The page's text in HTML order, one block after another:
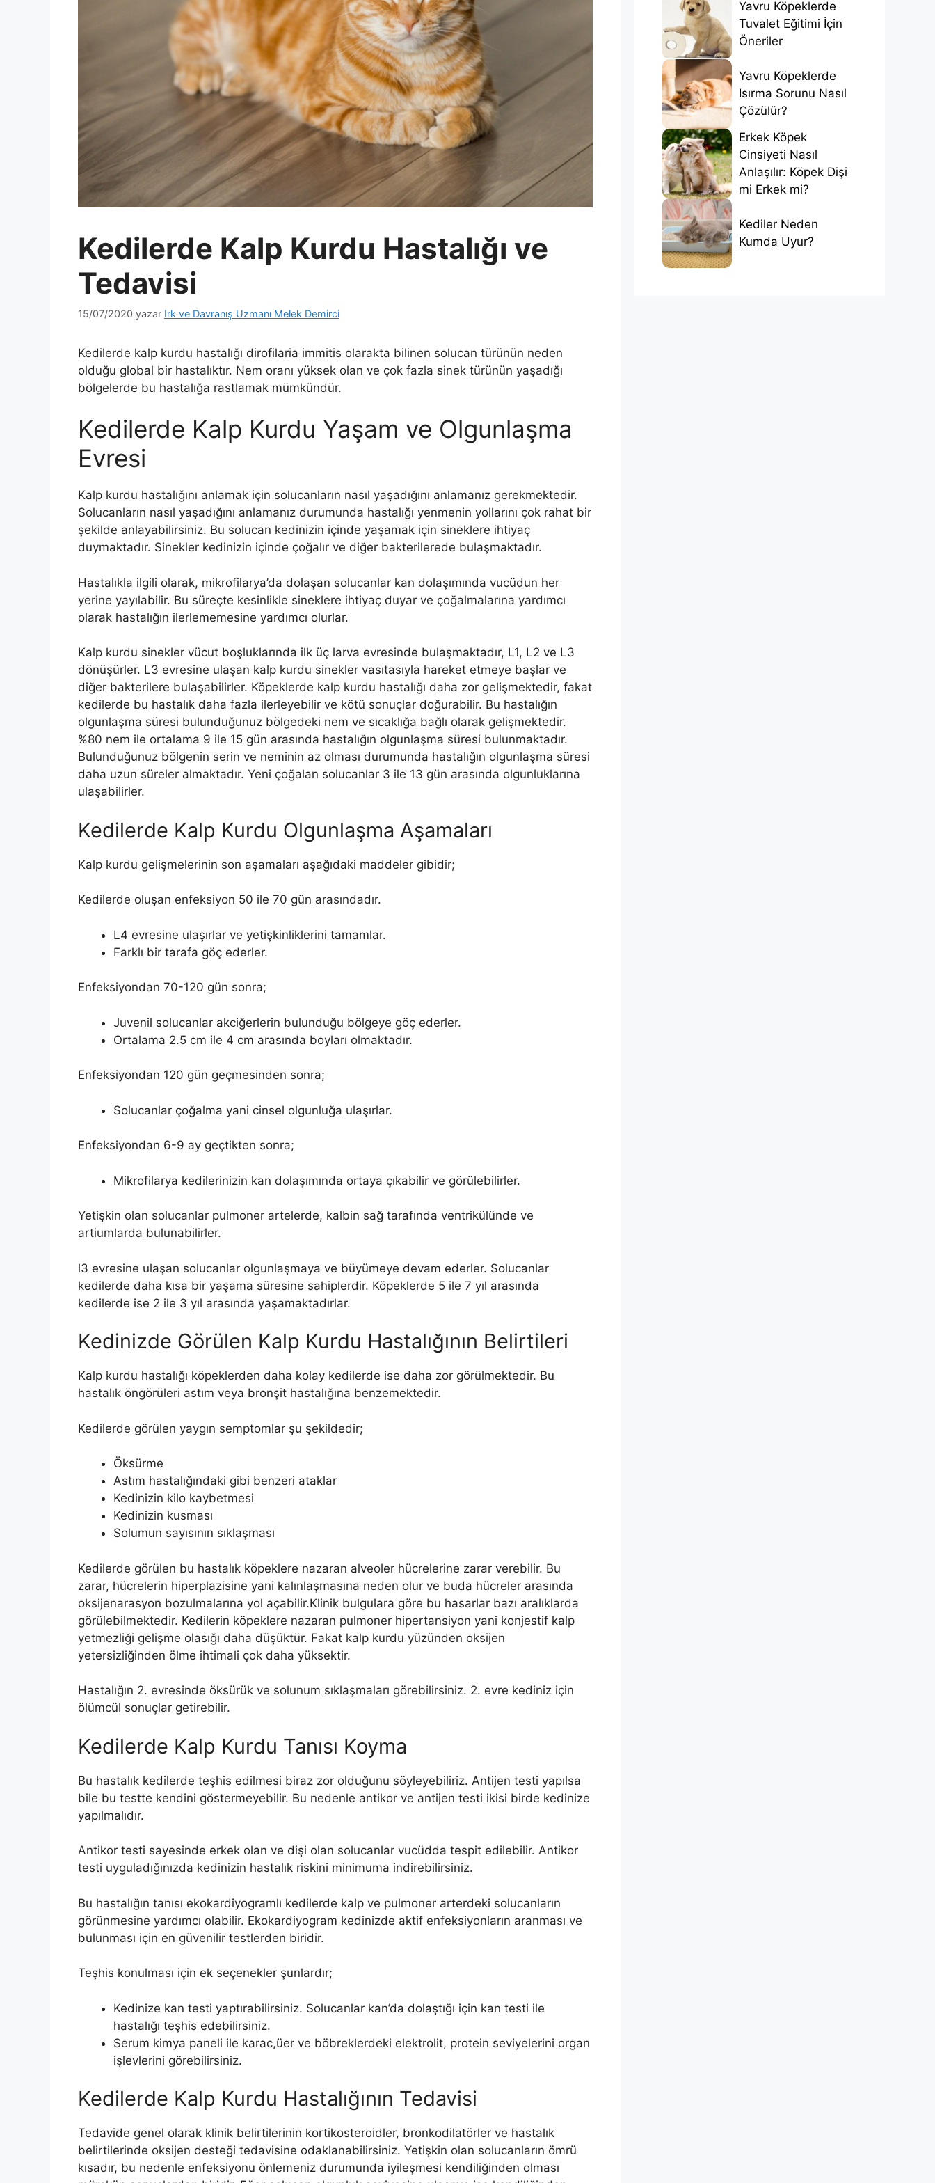
Kedilerde Kalp Kurdu Hastalığı ve
Tedavisi
15/07/2020 yazar Irk ve Davranış Uzmanı Melek Demirci
Kedilerde kalp kurdu hastalığı dirofilaria immitis olarakta bilinen solucan türünün neden
olduğu global bir hastalıktır. Nem oranı yüksek olan ve çok fazla sinek türünün yaşadığı
bölgelerde bu hastalığa rastlamak mümkündür.
Kedilerde Kalp Kurdu Yaşam ve Olgunlaşma
Evresi
Kalp kurdu hastalığını anlamak için solucanların nasıl yaşadığını anlamanız gerekmektedir.
Solucanların nasıl yaşadığını anlamanız durumunda hastalığı yenmenin yollarını çok rahat bir
şekilde anlayabilirsiniz. Bu solucan kedinizin içinde yaşamak için sineklere ihtiyaç
duymaktadır. Sinekler kedinizin içinde çoğalır ve diğer bakterilerede bulaşmaktadır.
Hastalıkla ilgili olarak, mikrofilarya’da dolaşan solucanlar kan dolaşımında vucüdun her
yerine yayılabilir. Bu süreçte kesinlikle sineklere ihtiyaç duyar ve çoğalmalarına yardımcı
olarak hastalığın ilerlememesine yardımcı olurlar.
Kalp kurdu sinekler vücut boşluklarında ilk üç larva evresinde bulaşmaktadır, L1, L2 ve L3
dönüşürler. L3 evresine ulaşan kalp kurdu sinekler vasıtasıyla hareket etmeye başlar ve
diğer bakterilere bulaşabilirler. Köpeklerde kalp kurdu hastalığı daha zor gelişmektedir, fakat
kedilerde bu hastalık daha fazla ilerleyebilir ve kötü sonuçlar doğurabilir. Bu hastalığın
olgunlaşma süresi bulunduğunuz bölgedeki nem ve sıcaklığa bağlı olarak gelişmektedir.
%80 nem ile ortalama 9 ile 15 gün arasında hastalığın olgunlaşma süresi bulunmaktadır.
Bulunduğunuz bölgenin serin ve neminin az olması durumunda hastalığın olgunlaşma süresi
daha uzun süreler almaktadır. Yeni çoğalan solucanlar 3 ile 13 gün arasında olgunluklarına
ulaşabilirler.
Kedilerde Kalp Kurdu Olgunlaşma Aşamaları
Kalp kurdu gelişmelerinin son aşamaları aşağıdaki maddeler gibidir;
Kedilerde oluşan enfeksiyon 50 ile 70 gün arasındadır.
L4 evresine ulaşırlar ve yetişkinliklerini tamamlar.
Farklı bir tarafa göç ederler.
Enfeksiyondan 70-120 gün sonra;
Juvenil solucanlar akciğerlerin bulunduğu bölgeye göç ederler.
Ortalama 2.5 cm ile 4 cm arasında boyları olmaktadır.
Enfeksiyondan 120 gün geçmesinden sonra;
Solucanlar çoğalma yani cinsel olgunluğa ulaşırlar.
Enfeksiyondan 6-9 ay geçtikten sonra;
Mikrofilarya kedilerinizin kan dolaşımında ortaya çıkabilir ve görülebilirler.
Yetişkin olan solucanlar pulmoner artelerde, kalbin sağ tarafında ventrikülünde ve
artiumlarda bulunabilirler.
l3 evresine ulaşan solucanlar olgunlaşmaya ve büyümeye devam ederler. Solucanlar
kedilerde daha kısa bir yaşama süresine sahiplerdir. Köpeklerde 5 ile 7 yıl arasında
kedilerde ise 2 ile 3 yıl arasında yaşamaktadırlar.
Kedinizde Görülen Kalp Kurdu Hastalığının Belirtileri
Kalp kurdu hastalığı köpeklerden daha kolay kedilerde ise daha zor görülmektedir. Bu
hastalık öngörüleri astım veya bronşit hastalığına benzemektedir.
Kedilerde görülen yaygın semptomlar şu şekildedir;
Öksürme
Astım hastalığındaki gibi benzeri ataklar
Kedinizin kilo kaybetmesi
Kedinizin kusması
Solumun sayısının sıklaşması
Kedilerde görülen bu hastalık köpeklere nazaran alveoler hücrelerine zarar verebilir. Bu
zarar, hücrelerin hiperplazisine yani kalınlaşmasına neden olur ve buda hücreler arasında
oksijenarasyon bozulmalarına yol açabilir.Klinik bulgulara göre bu hasarlar bazı aralıklarda
görülebilmektedir. Kedilerin köpeklere nazaran pulmoner hipertansiyon yani konjestif kalp
yetmezliği gelişme olasığı daha düşüktür. Fakat kalp kurdu yüzünden oksijen
yetersizliğinden ölme ihtimali çok daha yüksektir.
Hastalığın 2. evresinde öksürük ve solunum sıklaşmaları görebilirsiniz. 2. evre kediniz için
ölümcül sonuçlar getirebilir.
Kedilerde Kalp Kurdu Tanısı Koyma
Bu hastalık kedilerde teşhis edilmesi biraz zor olduğunu söyleyebiliriz. Antijen testi yapılsa
bile bu testte kendini göstermeyebilir. Bu nedenle antikor ve antijen testi ikisi birde kedinize
yapılmalıdır.
Antikor testi sayesinde erkek olan ve dişi olan solucanlar vucüdda tespit edilebilir. Antikor
testi uyguladığınızda kedinizin hastalık riskini minimuma indirebilirsiniz.
Bu hastalığın tanısı ekokardiyogramlı kedilerde kalp ve pulmoner arterdeki solucanların
görünmesine yardımcı olabilir. Ekokardiyogram kedinizde aktif enfeksiyonların aranması ve
bulunması için en güvenilir testlerden biridir.
Teşhis konulması için ek seçenekler şunlardır;
Kedinize kan testi yaptırabilirsiniz. Solucanlar kan’da dolaştığı için kan testi ile
hastalığı teşhis edebilirsiniz.
Serum kimya paneli ile karac,üer ve böbreklerdeki elektrolit, protein seviyelerini organ
işlevlerini görebilirsiniz.
Kedilerde Kalp Kurdu Hastalığının Tedavisi
Tedavide genel olarak klinik belirtilerinin kortikosteroidler, bronkodilatörler ve hastalık
belirtilerinde oksijen desteği tedavisine odaklanabilirsiniz. Yetişkin olan solucanların ömrü
kısadır, bu nedenle enfeksiyonu önlemeniz durumunda iyileşmesi kendiliğinden olması
Yavru Köpeklerde
Tuvalet Eğitimi İçin
Öneriler
Yavru Köpeklerde
Isırma Sorunu Nasıl
Çözülür?
Erkek Köpek
Cinsiyeti Nasıl
Anlaşılır: Köpek Dişi
mi Erkek mi?
Kediler Neden
Kumda Uyur?